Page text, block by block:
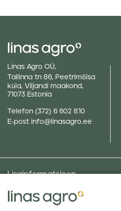
Linas Agro OÜ,
Tallinna tn 86, Peetrimõisa
küla, Viljandi maakond,
71073 Estonia
Telefon (372) 6 602 810
E-post info@linasagro.ee
Lisainformatsioon
Taluniku põllugalerii
Sotsiaalne vastutus ja poliitikad